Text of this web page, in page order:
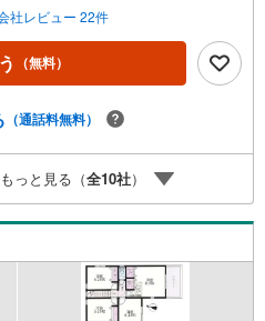
件情報も多数ございますので、お
社独自の住宅ローン
ファイナンシャル専門スタッフによ
イス】【ファイナンシャルプラン提
ローン残高】【住宅購入者だけが
多くなる【教育費】住宅を買った
ン返済】65歳以上から必要になる
探しの【このタイミング】で不安
ませんか？？ --------------
社レビュー 22件
（無料）
（通話料無料）
っと見る（全10社）